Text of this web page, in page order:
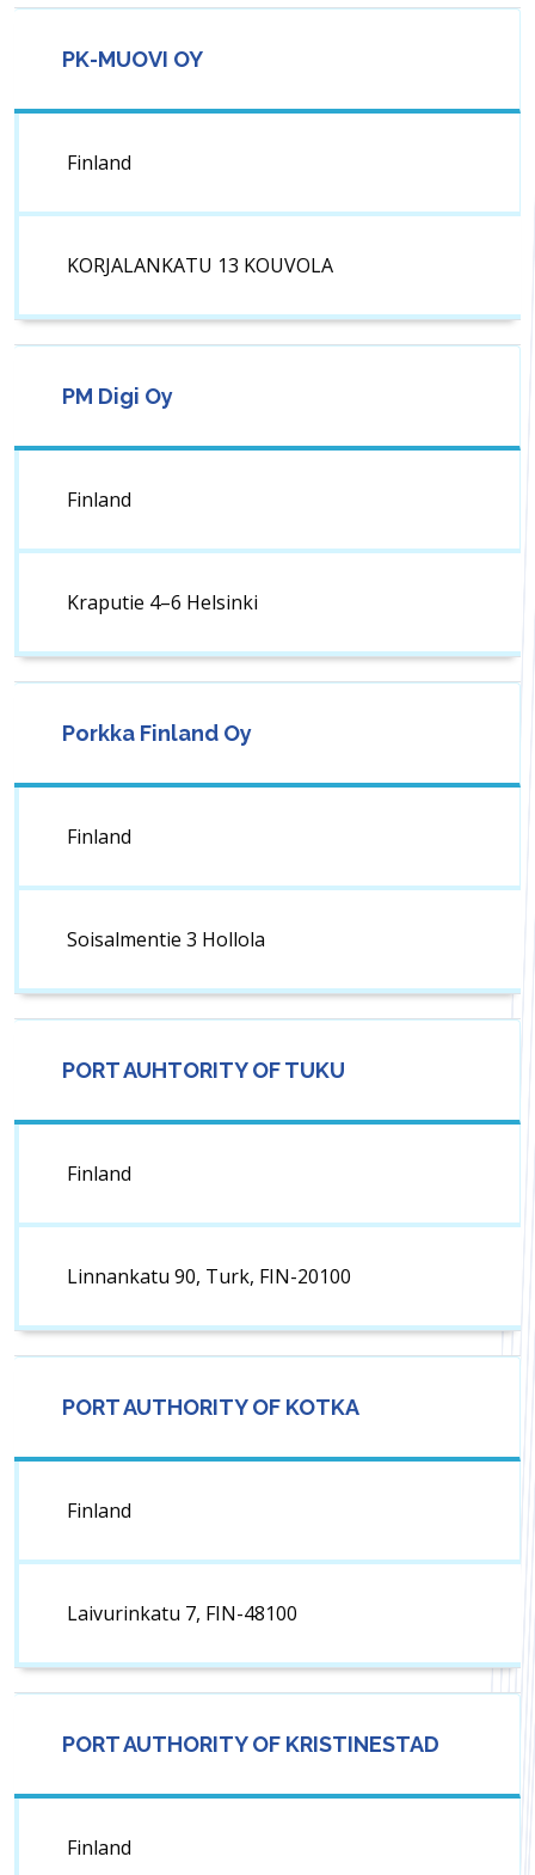
PK-MUOVI OY
Finland
KORJALANKATU 13 KOUVOLA
PM Digi Oy
Finland
Kraputie 4–6 Helsinki
Porkka Finland Oy
Finland
Soisalmentie 3 Hollola
PORT AUHTORITY OF TUKU
Finland
Linnankatu 90, Turk, FIN-20100
PORT AUTHORITY OF KOTKA
Finland
Laivurinkatu 7, FIN-48100
PORT AUTHORITY OF KRISTINESTAD
Finland